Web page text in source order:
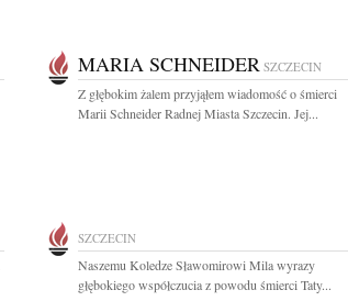
MARIA SCHNEIDER SZCZECIN
Z głębokim żalem przyjąłem wiadomość o śmierci
Marii Schneider Radnej Miasta Szczecin. Jej...
SZCZECIN
Naszemu Koledze Sławomirowi Mila wyrazy
głębokiego współczucia z powodu śmierci Taty...